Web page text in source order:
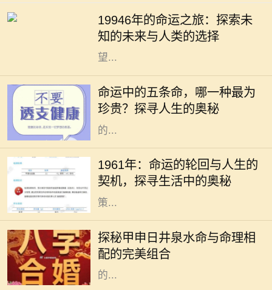
19946年的命运之旅：探索未
知的未来与人类的选择
来与人类的选择 19946年，这一年在
人类历史的长河中似乎显得异常遥
远。若我们从今日的视角向未来展
望...
命运中的五条命，哪一种最为
珍贵？探寻人生的奥秘
在人生的旅途中，我们每个人都在不
断探索自身的命运，而命运通常被视
为未知而神秘。在中国文化中，“五
条命”是一个富有哲理性的概念，指
的...
1961年：命运的轮回与人生的
契机，探寻生活中的奥秘
1961年，这是一个在历史长河中略显
平淡却又值得我们深思的年份。在这
一年，许多人经历了生命中的重大转
折，也采取了改变人生方向的重要决
策...
探秘甲申日井泉水命与命理相
配的完美组合
在庞大的命理学世界中，甲申日井泉
水命是其中的一颗璀璨明珠。它所象
征的内涵和特质，使得它在众多命格
中拥有独特的魅力和影响力。命理学
的...
在命理学中，不同命格之间的相互关